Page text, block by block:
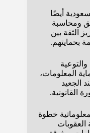
أيضًا
ومحاسبة
الثقة بين
بحمايتهم.
المعلومات،
الجعيد
القانونية.
خطوة